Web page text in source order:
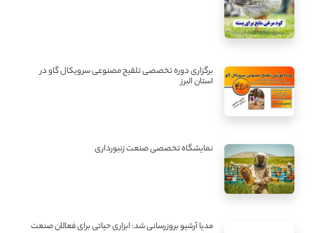
برگزاری دوره تخصصی تلقیح مصنوعی سرویکال گاو در
استان البرز
نمایشگاه تخصصی صنعت زنبورداری
مدیا آرشیو بروزرسانی شد: ابزاری حیاتی برای فعالان صنعت